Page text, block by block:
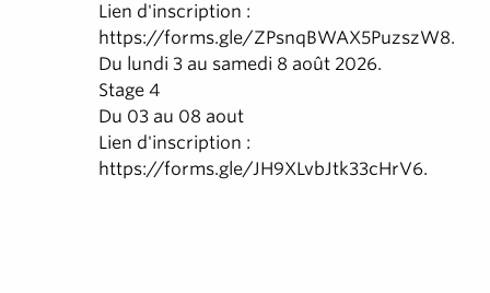
Lien d'inscription :
https://forms.gle/ZPsnqBWAX5PuzszW8.
Du lundi 3 au samedi 8 août 2026.
Stage 4
Du 03 au 08 aout
Lien d'inscription :
https://forms.gle/JH9XLvbJtk33cHrV6.